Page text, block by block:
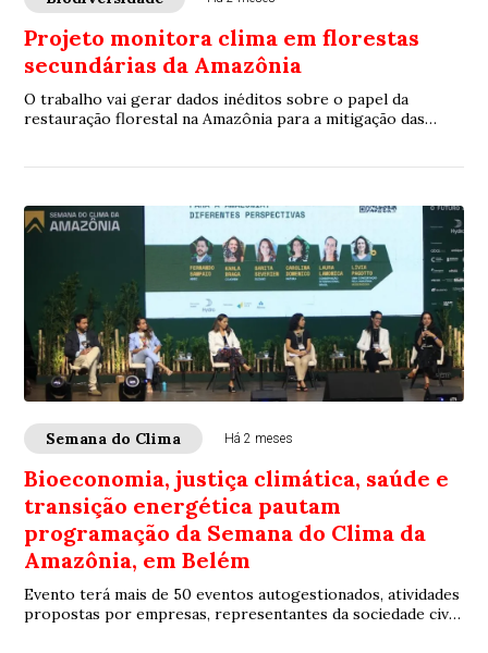
Projeto monitora clima em florestas
secundárias da Amazônia
O trabalho vai gerar dados inéditos sobre o papel da
restauração florestal na Amazônia para a mitigação das
Semana do Clima Há 2 meses
Bioeconomia, justiça climática, saúde e
transição energética pautam
programação da Semana do Clima da
Amazônia, em Belém
Evento terá mais de 50 eventos autogestionados, atividades
propostas por empresas, representantes da sociedade civil